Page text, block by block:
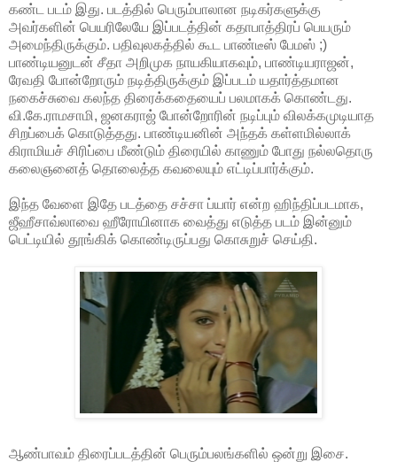
கண்ட படம் இது. படத்தில் பெரும்பாலான நடிகர்களுக்கு
அவர்களின் பெயரிலேயே இப்படத்தின் கதாபாத்திரப் பெயரும்
அமைந்திருக்கும். பதிவுலகத்தில் கூட பாண்டீஸ் பேமஸ் ;)
பாண்டியனுடன் சீதா அறிமுக நாயகியாகவும், பாண்டியராஜன்,
ரேவதி போன்றோரும் நடித்திருக்கும் இப்படம் யதார்த்தமான
நகைச்சுவை கலந்த திரைக்கதையைப் பலமாகக் கொண்டது.
வி.கே.ராமசாமி, ஜனகராஜ் போன்றோரின் நடிப்பும் விலக்கமுடியாத
சிறப்பைக் கொடுத்தது. பாண்டியனின் அந்தக் கள்ளமில்லாக்
கிராமியச் சிரிப்பை மீண்டும் திரையில் காணும் போது நல்லதொரு
கலைஞனைத் தொலைத்த கவலையும் எட்டிப்பார்க்கும்.
இந்த வேளை இதே படத்தை சச்சா ப்யார் என்ற ஹிந்திப்படமாக,
ஜீஹீசாவ்லாவை ஹீரோயினாக வைத்து எடுத்த படம் இன்னும்
பெட்டியில் தூங்கிக் கொண்டிருப்பது கொசுறுச் செய்தி.
ஆண்பாவம் திரைப்படத்தின் பெரும்பலங்களில் ஒன்று இசை.